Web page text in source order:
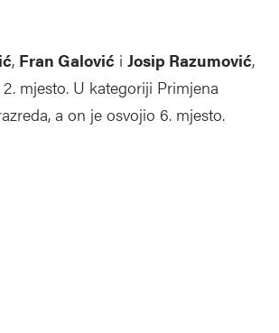
, Fran Galović i Josip Razumović,
mjesto. U kategoriji Primjena
a on je osvojio 6. mjesto.